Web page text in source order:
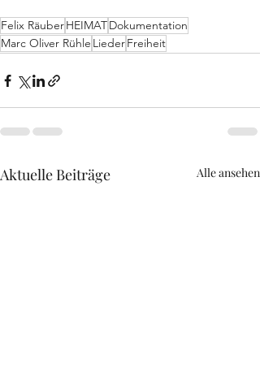
Felix RäuberHEIMATDokumentation
Marc Oliver Rühle LiederFreiheit
Aktuelle Beiträge Alle ansehen